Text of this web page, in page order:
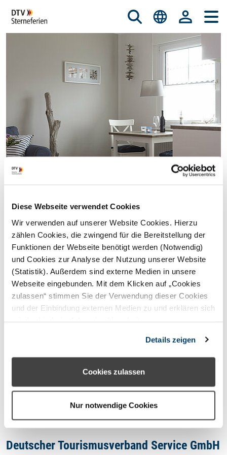
Diese Webseite verwendet Cookies
Wir verwenden auf unserer Website Cookies. Hierzu
zählen Cookies, die zwingend für die Bereitstellung der
Funktionen der Webseite benötigt werden (Notwendig)
und Cookies zur Analyse der Nutzung unserer Website
(Statistik). Außerdem sind externe Medien in unsere
Webseite eingebunden. Mit dem Klicken auf „Cookies
zulassen“ stimmen Sie der Verwendung dieser Cookies
und der Einbindung externen Medien zu und erklären sich
können Sie über die Schaltfläche „Nur notwendige
Cookies“ ohne die Erklärung einer Einwilligung fortfahren.
In diesem Fall werden nur notwendige Cookies
den Cookie- Einstellungen widerrufen oder ändern.
Details zeigen
Cookies zulassen
Nur notwendige Cookies
© istockphoto.com/nicky39
STERNEFERIEN REGION
Oops, an error occurred! Code:
202608060233568d0f4400
Deutscher Tourismusverband Service GmbH
Datenschutzhinweis